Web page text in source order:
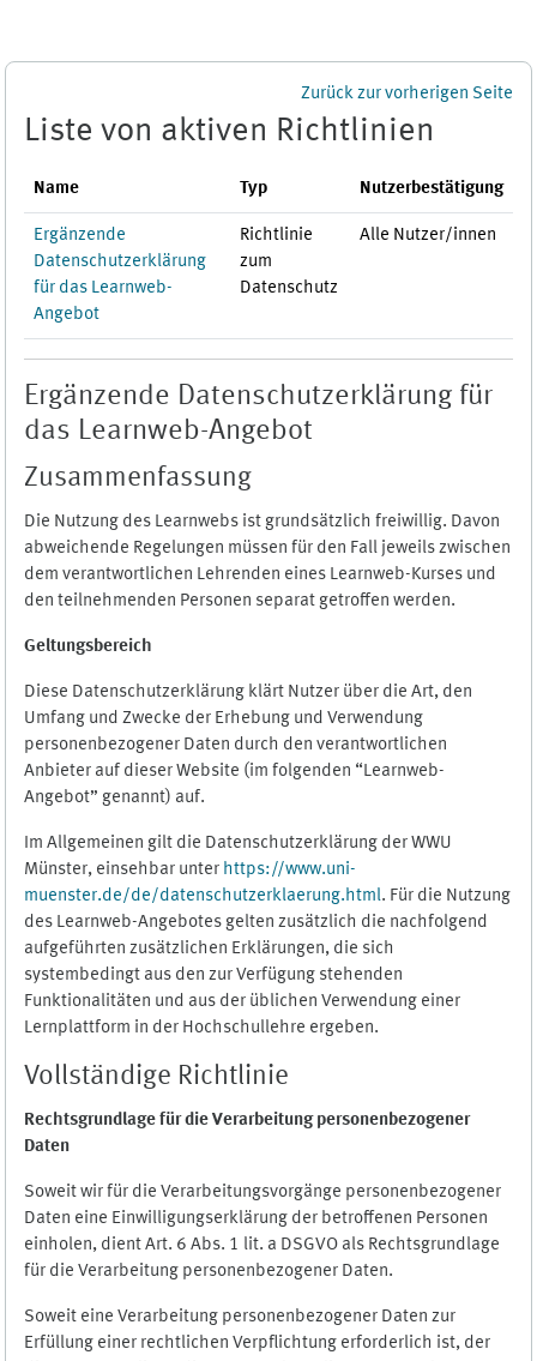
Zurück zur vorherigen Seite
Liste von aktiven Richtlinien
Name Typ Nutzerbestätigung
Ergänzende
Datenschutzerklärung
für das Learnweb-
Angebot
Richtlinie
zum
Datenschutz
Alle Nutzer/innen
Ergänzende Datenschutzerklärung für
das Learnweb-Angebot
Zusammenfassung
Die Nutzung des Learnwebs ist grundsätzlich freiwillig. Davon
abweichende Regelungen müssen für den Fall jeweils zwischen
dem verantwortlichen Lehrenden eines Learnweb-Kurses und
den teilnehmenden Personen separat getroffen werden.
Geltungsbereich
Diese Datenschutzerklärung klärt Nutzer über die Art, den
Umfang und Zwecke der Erhebung und Verwendung
personenbezogener Daten durch den verantwortlichen
Anbieter auf dieser Website (im folgenden “Learnweb-
Angebot” genannt) auf.
Im Allgemeinen gilt die Datenschutzerklärung der WWU
Münster, einsehbar unter https://www.uni-
muenster.de/de/datenschutzerklaerung.html. Für die Nutzung
des Learnweb-Angebotes gelten zusätzlich die nachfolgend
aufgeführten zusätzlichen Erklärungen, die sich
systembedingt aus den zur Verfügung stehenden
Funktionalitäten und aus der üblichen Verwendung einer
Lernplattform in der Hochschullehre ergeben.
Vollständige Richtlinie
Rechtsgrundlage für die Verarbeitung personenbezogener
Daten
Soweit wir für die Verarbeitungsvorgänge personenbezogener
Daten eine Einwilligungserklärung der betroffenen Personen
einholen, dient Art. 6 Abs. 1 lit. a DSGVO als Rechtsgrundlage
für die Verarbeitung personenbezogener Daten.
Soweit eine Verarbeitung personenbezogener Daten zur
Erfüllung einer rechtlichen Verpflichtung erforderlich ist, der